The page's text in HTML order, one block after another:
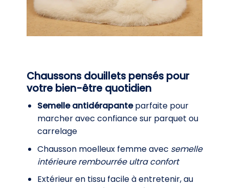
Chaussons douillets pensés pour
votre bien-être quotidien
Semelle antidérapanteparfaite pour
marcher avec confiance sur parquet ou
carrelage
Chausson moelleux femme avec semelle
intérieure rembourrée ultra confort
Extérieur en tissu facile à entretenir, au